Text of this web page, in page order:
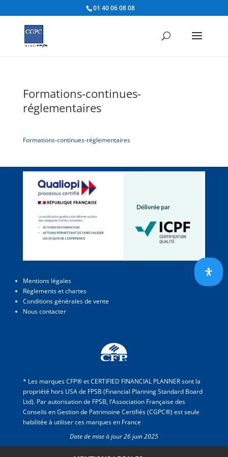
01 40 06 08 08
Formations-continues-
réglementaires
Formations-continues-réglementaires
Mentions légales
Règlements et chartes
Conditions générales de vente
Nous contacter
* Les marques CFP® et CERTIFIED FINANCIAL PLANNER sont la
propriété hors USA de FPSB (Financial Planning Standard Board
Ltd). Par autorisation de FPSB, l’Association Française des
Conseils en Gestion de Patrimoine Certifiés (CGPC®) est seule
habilitée à utiliser ces marques en France
Date de mise à jour 26 juin 2025